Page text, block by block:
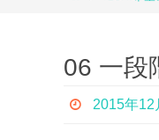
06 一段
2015年12